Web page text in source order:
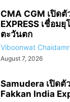
CMA CGM เปิดตั
EXPRESS เชื่อม
ตะวันตก
Viboonwat
August 7, 2026
Samudera เปิดตั
Fakkan India